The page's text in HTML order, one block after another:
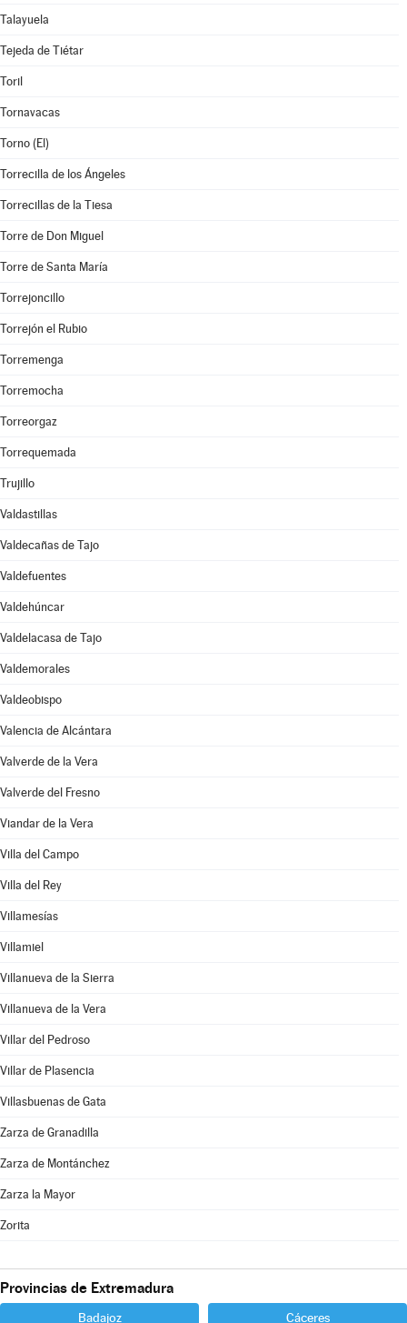
Talayuela
Tejeda de Tiétar
Toril
Tornavacas
Torno (El)
Torrecilla de los Ángeles
Torrecillas de la Tiesa
Torre de Don Miguel
Torre de Santa María
Torrejoncillo
Torrejón el Rubio
Torremenga
Torremocha
Torreorgaz
Torrequemada
Trujillo
Valdastillas
Valdecañas de Tajo
Valdefuentes
Valdehúncar
Valdelacasa de Tajo
Valdemorales
Valdeobispo
Valencia de Alcántara
Valverde de la Vera
Valverde del Fresno
Viandar de la Vera
Villa del Campo
Villa del Rey
Villamesías
Villamiel
Villanueva de la Sierra
Villanueva de la Vera
Villar del Pedroso
Villar de Plasencia
Villasbuenas de Gata
Zarza de Granadilla
Zarza de Montánchez
Zarza la Mayor
Zorita
Provincias de Extremadura
Badajoz Cáceres